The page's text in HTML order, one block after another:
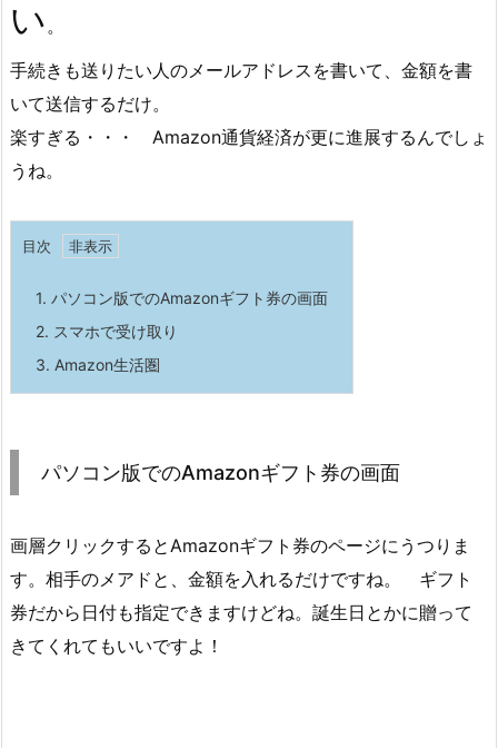
い。
手続きも送りたい人のメールアドレスを書いて、金額を書
いて送信するだけ。
楽すぎる・・・ Amazon通貨経済が更に進展するんでしょ
うね。
目次
1. パソコン版でのAmazonギフト券の画面
2. スマホで受け取り
3. Amazon生活圏
パソコン版でのAmazonギフト券の画面
画層クリックするとAmazonギフト券のページにうつりま
す。相手のメアドと、金額を入れるだけですね。 ギフト
券だから日付も指定できますけどね。誕生日とかに贈って
きてくれてもいいですよ！